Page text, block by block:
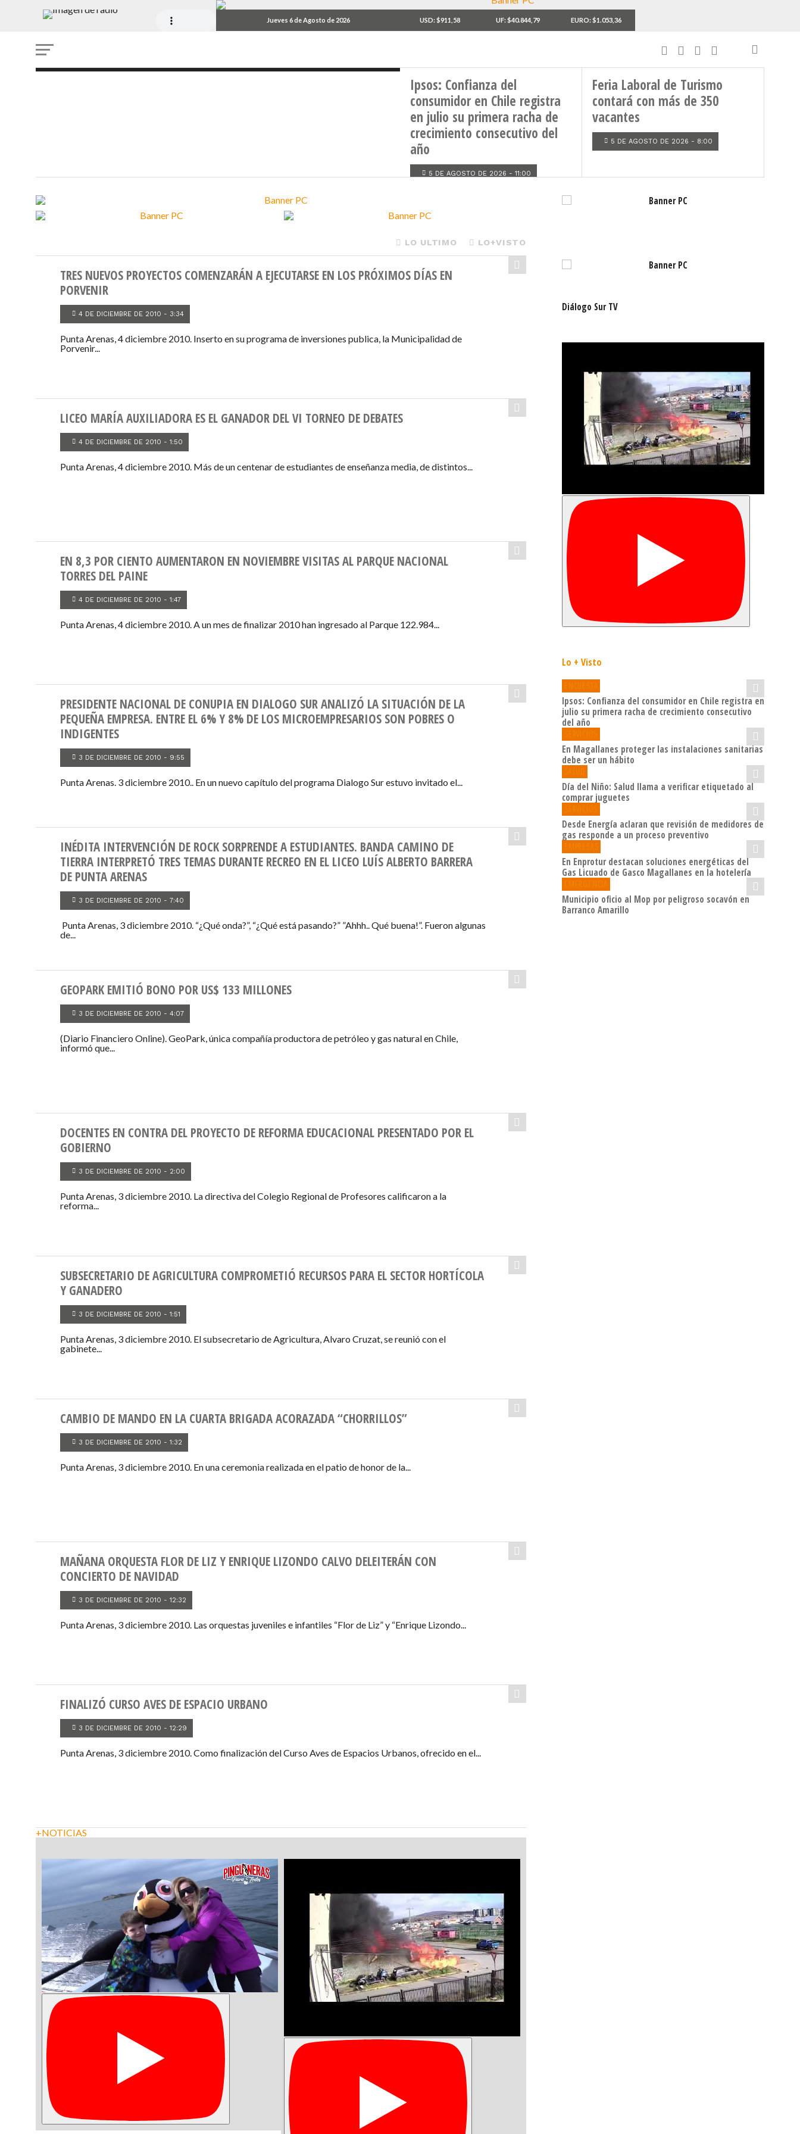
Jueves 6 de Agosto de 2026 USD: $911,58 UF: $40.844,79 EURO: $1.053,36
Ipsos: Confianza del
consumidor en Chile registra
en julio su primera racha de
crecimiento consecutivo del
año
5 DE AGOSTO DE 2026 - 11:00
Feria Laboral de Turismo
contará con más de 350
vacantes
5 DE AGOSTO DE 2026 - 8:00
LO ULTIMO LO+VISTO
TRES NUEVOS PROYECTOS COMENZARÁN A EJECUTARSE EN LOS PRÓXIMOS DÍAS EN
PORVENIR
4 DE DICIEMBRE DE 2010 - 3:34
Punta Arenas, 4 diciembre 2010. Inserto en su programa de inversiones publica, la Municipalidad de
Porvenir...
LICEO MARÍA AUXILIADORA ES EL GANADOR DEL VI TORNEO DE DEBATES
4 DE DICIEMBRE DE 2010 - 1:50
Punta Arenas, 4 diciembre 2010. Más de un centenar de estudiantes de enseñanza media, de distintos...
EN 8,3 POR CIENTO AUMENTARON EN NOVIEMBRE VISITAS AL PARQUE NACIONAL
TORRES DEL PAINE
4 DE DICIEMBRE DE 2010 - 1:47
Punta Arenas, 4 diciembre 2010. A un mes de finalizar 2010 han ingresado al Parque 122.984...
PRESIDENTE NACIONAL DE CONUPIA EN DIALOGO SUR ANALIZÓ LA SITUACIÓN DE LA
PEQUEÑA EMPRESA. ENTRE EL 6% Y 8% DE LOS MICROEMPRESARIOS SON POBRES O
INDIGENTES
3 DE DICIEMBRE DE 2010 - 9:55
Punta Arenas. 3 diciembre 2010.. En un nuevo capítulo del programa Dialogo Sur estuvo invitado el...
INÉDITA INTERVENCIÓN DE ROCK SORPRENDE A ESTUDIANTES. BANDA CAMINO DE
TIERRA INTERPRETÓ TRES TEMAS DURANTE RECREO EN EL LICEO LUÍS ALBERTO BARRERA
DE PUNTA ARENAS
3 DE DICIEMBRE DE 2010 - 7:40
Punta Arenas, 3 diciembre 2010. “¿Qué onda?”, “¿Qué está pasando?” ”Ahhh.. Qué buena!”. Fueron algunas
de...
GEOPARK EMITIÓ BONO POR US$ 133 MILLONES
3 DE DICIEMBRE DE 2010 - 4:07
(Diario Financiero Online). GeoPark, única compañía productora de petróleo y gas natural en Chile,
informó que...
DOCENTES EN CONTRA DEL PROYECTO DE REFORMA EDUCACIONAL PRESENTADO POR EL
GOBIERNO
3 DE DICIEMBRE DE 2010 - 2:00
Punta Arenas, 3 diciembre 2010. La directiva del Colegio Regional de Profesores calificaron a la
reforma...
SUBSECRETARIO DE AGRICULTURA COMPROMETIÓ RECURSOS PARA EL SECTOR HORTÍCOLA
Y GANADERO
3 DE DICIEMBRE DE 2010 - 1:51
Punta Arenas, 3 diciembre 2010. El subsecretario de Agricultura, Alvaro Cruzat, se reunió con el
gabinete...
CAMBIO DE MANDO EN LA CUARTA BRIGADA ACORAZADA “CHORRILLOS”
3 DE DICIEMBRE DE 2010 - 1:32
Punta Arenas, 3 diciembre 2010. En una ceremonia realizada en el patio de honor de la...
MAÑANA ORQUESTA FLOR DE LIZ Y ENRIQUE LIZONDO CALVO DELEITERÁN CON
CONCIERTO DE NAVIDAD
3 DE DICIEMBRE DE 2010 - 12:32
Punta Arenas, 3 diciembre 2010. Las orquestas juveniles e infantiles “Flor de Liz” y “Enrique Lizondo...
FINALIZÓ CURSO AVES DE ESPACIO URBANO
3 DE DICIEMBRE DE 2010 - 12:29
Punta Arenas, 3 diciembre 2010. Como finalización del Curso Aves de Espacios Urbanos, ofrecido en el...
+NOTICIAS
Diálogo Sur TV
Lo + Visto
ENCUESTA
Ipsos: Confianza del consumidor en Chile registra en
julio su primera racha de crecimiento consecutivo
del año
En Magallanes proteger las instalaciones sanitarias
debe ser un hábito
Día del Niño: Salud llama a verificar etiquetado al
comprar juguetes
Desde Energía aclaran que revisión de medidores de
gas responde a un proceso preventivo
En Enprotur destacan soluciones energéticas del
Gas Licuado de Gasco Magallanes en la hotelería
Municipio oficio al Mop por peligroso socavón en
Barranco Amarillo